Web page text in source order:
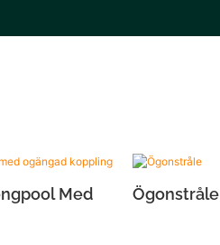
Med
Ögonstråle